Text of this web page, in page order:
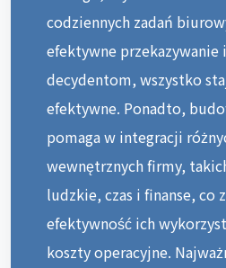
codziennych zadań
efektywne przekazywanie
decydentom, wszystko
efektywne. Ponadto,
pomaga w integracji
wewnętrznych firmy,
ludzkie, czas i finanse, co
efektywność ich
koszty operacyjne.